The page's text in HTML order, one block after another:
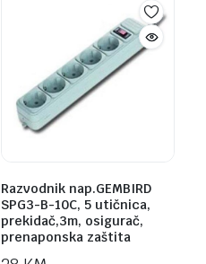
Razvodnik nap.GEMBIRD
SPG3-B-10C, 5 utičnica,
prekidač,3m, osigurač,
prenaponska zaštita